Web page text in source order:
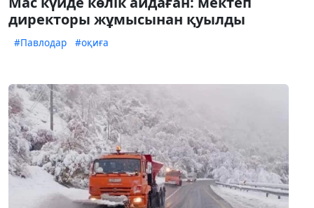
директоры жұмысынан қуылды
#Павлодар #оқиға